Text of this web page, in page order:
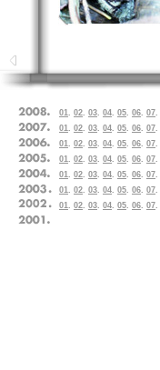
01. 02. 03. 04. 05. 06. 07.
01. 02. 03. 04. 05. 06. 07.
01. 02. 03. 04. 05. 06. 07.
01. 02. 03. 04. 05. 06. 07.
01. 02. 03. 04. 05. 06. 07.
01. 02. 03. 04. 05. 06. 07.
01. 02. 03. 04. 05. 06. 07.